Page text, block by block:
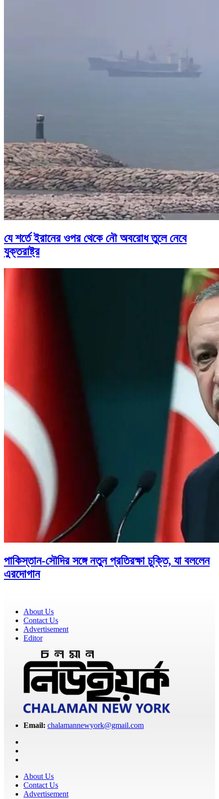
যে শর্তে ইরানের ওপর থেকে নৌ অবরোধ তুলে নেবে
যুক্তরাষ্ট্র
পাকিস্তান-সৌদির সঙ্গে নতুন প্রতিরক্ষা চুক্তি, যা বললেন
এরদোগান
About Us
Contact Us
Advertisement
Editor
Email: chalamannewyork@gmail.com
About Us
Contact Us
Advertisement